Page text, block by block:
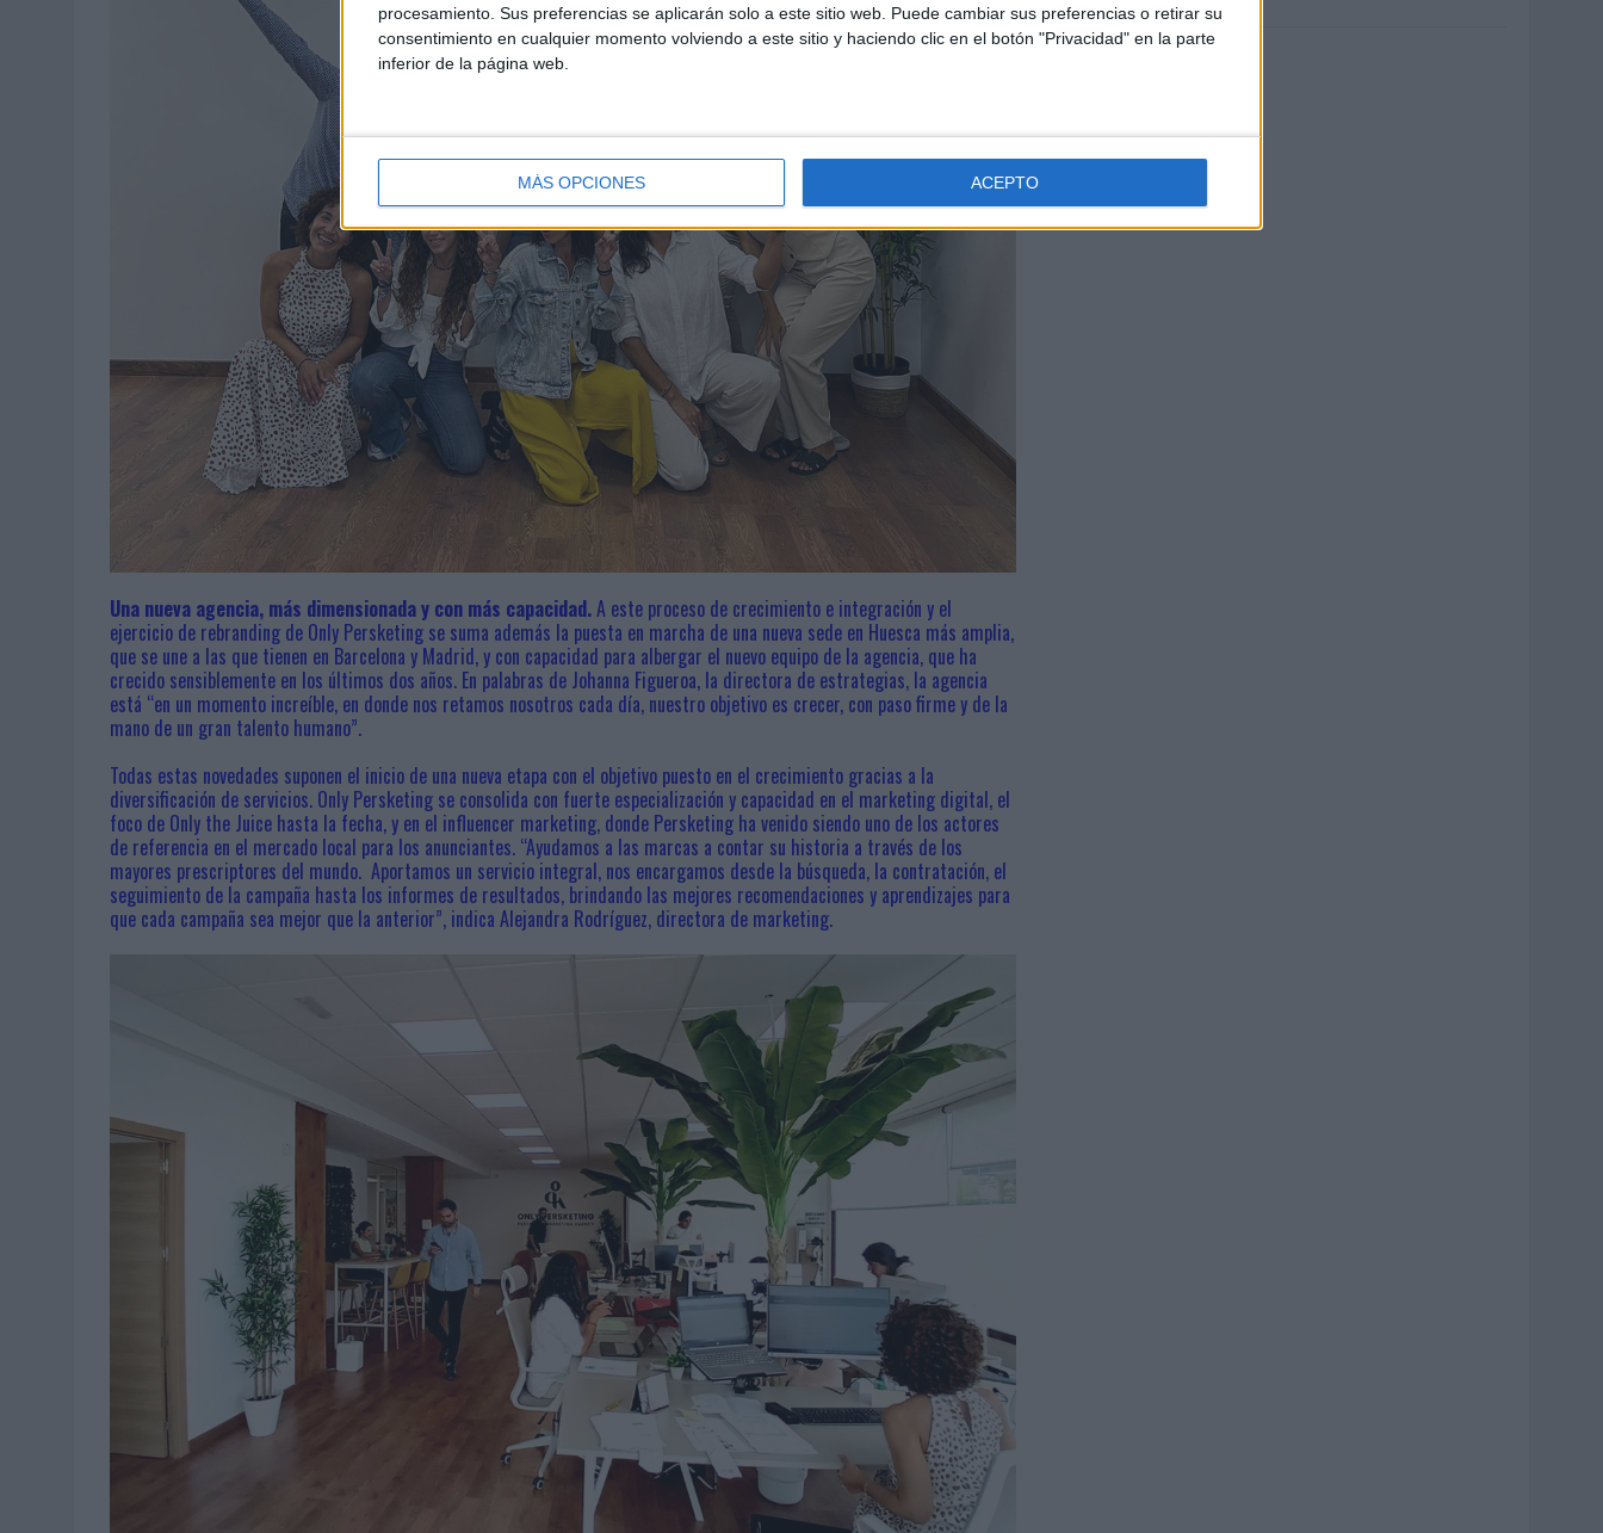
procesamiento. Sus preferencias se aplicarán solo a este sitio web. Puede cambiar sus preferencias o retirar su
consentimiento en cualquier momento volviendo a este sitio y haciendo clic en el botón "Privacidad" en la parte
inferior de la página web.
MÁS OPCIONES ACEPTO
Una nueva agencia, más dimensionada y con más capacidad.A este proceso de crecimiento e integración y el
ejercicio de rebranding de Only Persketing se suma además la puesta en marcha de una nueva sede en Huesca más amplia,
que se une a las que tienen en Barcelona y Madrid, y con capacidad para albergar el nuevo equipo de la agencia, que ha
crecido sensiblemente en los últimos dos años. En palabras de Johanna Figueroa, la directora de estrategias, la agencia
está “en un momento increíble, en donde nos retamos nosotros cada día, nuestro objetivo es crecer, con paso firme y de la
mano de un gran talento humano”.
Todas estas novedades suponen el inicio de una nueva etapa con el objetivo puesto en el crecimiento gracias a la
diversificación de servicios. Only Persketing se consolida con fuerte especialización y capacidad en el marketing digital, el
foco de Only the Juice hasta la fecha, y en el influencer marketing, donde Persketing ha venido siendo uno de los actores
de referencia en el mercado local para los anunciantes. “Ayudamos a las marcas a contar su historia a través de los
mayores prescriptores del mundo. Aportamos un servicio integral, nos encargamos desde la búsqueda, la contratación, el
seguimiento de la campaña hasta los informes de resultados, brindando las mejores recomendaciones y aprendizajes para
que cada campaña sea mejor que la anterior”, indica Alejandra Rodríguez, directora de marketing.